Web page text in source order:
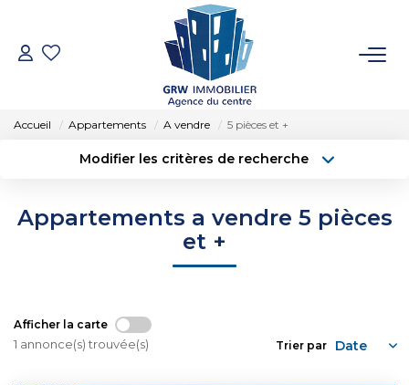
ACCUEIL
SYNDIC
Accueil Appartements A vendre 5 pièces et +
Modifier les critères de recherche
Sélectionnez...
Type de bien
Surface min
Créer une alerte
Appartements a vendre 5 pièces
et +
Afficher la carte
1 annonce(s) trouvée(s) Trier par